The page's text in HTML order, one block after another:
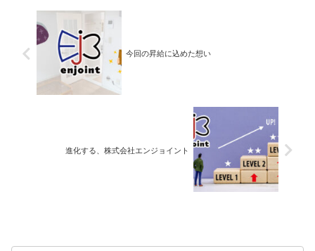
今回の昇給に込めた想い
進化する、株式会社エンジョイント